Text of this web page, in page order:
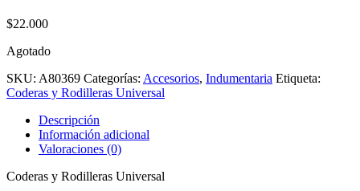
$22.000
Agotado
SKU: A80369 Categorías: Accesorios, Indumentaria Etiqueta:
Coderas y Rodilleras Universal
Descripción
Información adicional
Valoraciones (0)
Coderas y Rodilleras Universal